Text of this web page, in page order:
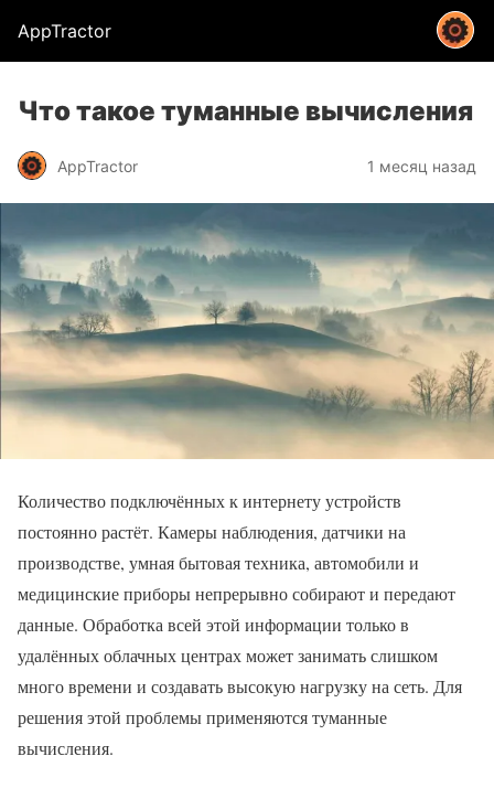
AppTractor
Что такое туманные вычисления
AppTractor 1 месяц назад
Количество подключённых к интернету устройств
постоянно растёт. Камеры наблюдения, датчики на
производстве, умная бытовая техника, автомобили и
медицинские приборы непрерывно собирают и передают
данные. Обработка всей этой информации только в
удалённых облачных центрах может занимать слишком
много времени и создавать высокую нагрузку на сеть. Для
решения этой проблемы применяются туманные
вычисления.